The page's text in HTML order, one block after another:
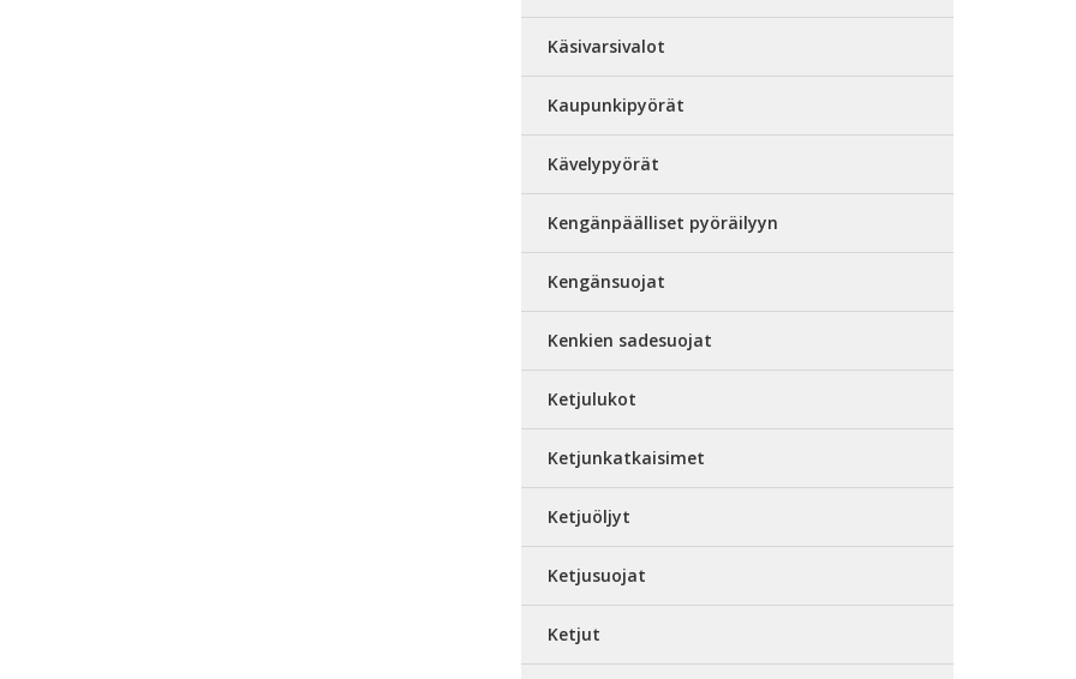
Käsivarsivalot
Kaupunkipyörät
Kävelypyörät
Kengänpäälliset pyöräilyyn
Kengänsuojat
Kenkien sadesuojat
Ketjulukot
Ketjunkatkaisimet
Ketjuöljyt
Ketjusuojat
Ketjut